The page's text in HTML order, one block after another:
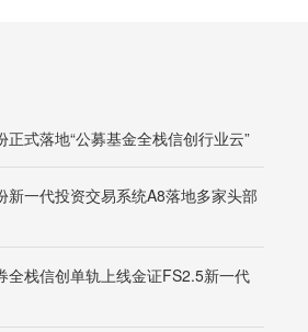
式落地“公募基金全栈信创行业云”
新一代投资交易系统A8落地多家头部
全栈信创单轨上线金证FS2.5新一代